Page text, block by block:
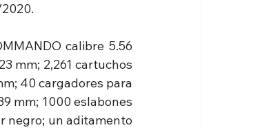
calibre 5.56
mm; 2,261 cartuchos
40 cargadores para
mm; 1000 eslabones
negro; un aditamento